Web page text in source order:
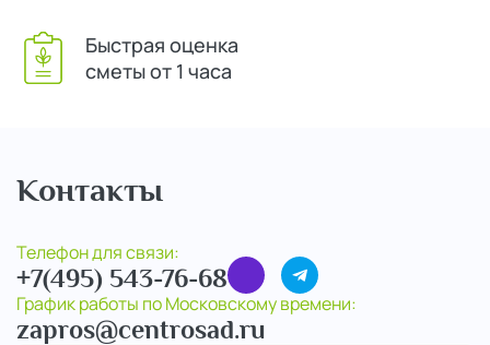
Быстрая оценка
сметы от 1 часа
Контакты
Телефон для связи:
+7(495) 543-76-68
График работы по Московскому времени:
zapros@centrosad.ru